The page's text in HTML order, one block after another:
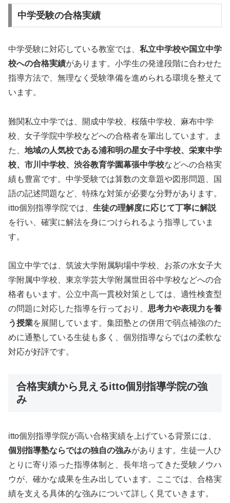
中学受験の合格実績
中学受験に対応している教室では、 私立中学校や国立中学
校への合格実績があります。小学生の発達段階に合わせた
指導方法で、無理なく受験準備を進められる環境を整えて
います。
難関私立中学では、開成中学校、桜蔭中学校、麻布中学
校、女子学院中学校などへの合格者を輩出しています。ま
た、 地域の人気校である浦和明の星女子中学校、栄東中学
校、市川中学校、渋谷教育学園幕張中学校などへの合格実
績も豊富です。中学受験では算数の文章題や図形問題、国
語の記述問題など、特殊な対策が必要な分野があります。
itto個別指導学院では、 生徒の理解度に応じて丁寧に解説
を行い、確実に解法を身につけられるよう指導していま
す。
国立中学では、筑波大学附属駒場中学校、お茶の水女子大
学附属中学校、東京学芸大学附属世田谷中学校などへの合
格者もいます。公立中高一貫校対策としては、適性検査型
の問題に対応した指導を行っており、 思考力や表現力を養
う授業を展開しています。集団塾との併用で弱点補強のた
めに通塾している生徒も多く、個別指導ならではの柔軟な
対応が好評です。
合格実績から見えるitto個別指導学院の強
み
itto個別指導学院が高い合格実績を上げている背景には、
個別指導塾ならではの独自の強みがあります。生徒一人ひ
とりに寄り添った指導体制と、長年培ってきた受験ノウハ
ウが、確かな成果を生み出しています。ここでは、合格実
績を支える具体的な強みについて詳しく見ていきます。